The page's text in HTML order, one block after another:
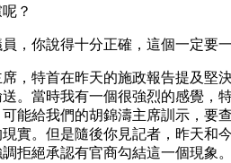
？
，你說得十分正確，這個一定要
，特首在昨天的施政報告提及堅
。當時我有一個很強烈的感覺，
能給我們的胡錦濤主席訓示，要
實。但是隨後你見記者，昨天和
拒絕承認有官商勾結這一個現象